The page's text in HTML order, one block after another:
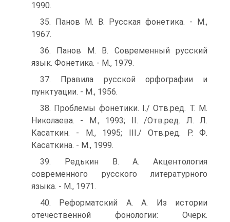
1990.
35. Панов М. В. Русская фонетика. - М.,
1967.
36. Панов М. В. Современный русский
язык. Фонетика. - М., 1979.
37. Правила русской орфографии и
пунктуации. - М., 1956.
38. Проблемы фонетики. I./ Отв.ред. Т. М.
Николаева. - М., 1993; II. /Отв.ред. Л. Л.
Касаткин. - М., 1995; III./ Отв.ред. Р. Ф.
Касаткина. - М., 1999.
39. Редькин В. А. Акцентология
современного русского литературного
языка. - М., 1971.
40. Реформатский А. А. Из истории
отечественной фонологии: Очерк.